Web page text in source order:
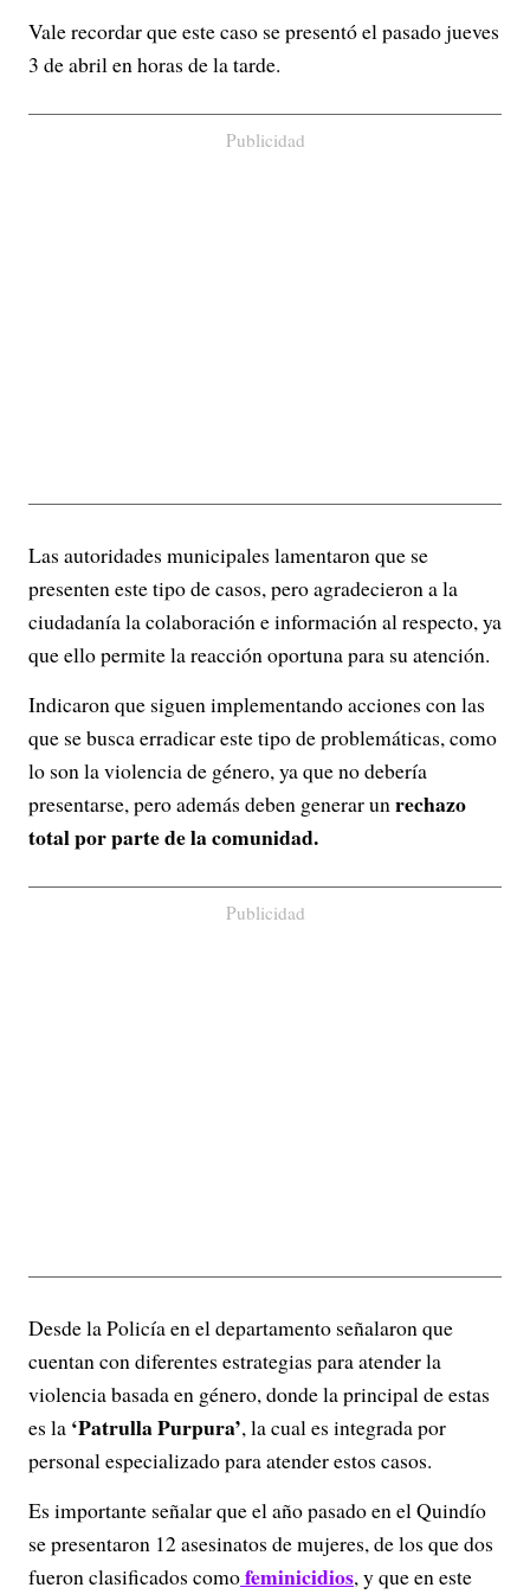
Vale recordar que este caso se presentó el pasado jueves
3 de abril en horas de la tarde.
Publicidad
Las autoridades municipales lamentaron que se
presenten este tipo de casos, pero agradecieron a la
ciudadanía la colaboración e información al respecto, ya
que ello permite la reacción oportuna para su atención.
Indicaron que siguen implementando acciones con las
que se busca erradicar este tipo de problemáticas, como
lo son la violencia de género, ya que no debería
presentarse, pero además deben generar unrechazo
total por parte de la comunidad.
Publicidad
Desde la Policía en el departamento señalaron que
cuentan con diferentes estrategias para atender la
violencia basada en género, donde la principal de estas
es la ‘Patrulla Purpura’, la cual es integrada por
personal especializado para atender estos casos.
Es importante señalar que el año pasado en el Quindío
se presentaron 12 asesinatos de mujeres, de los que dos
fueron clasificados comofeminicidios, y que en este